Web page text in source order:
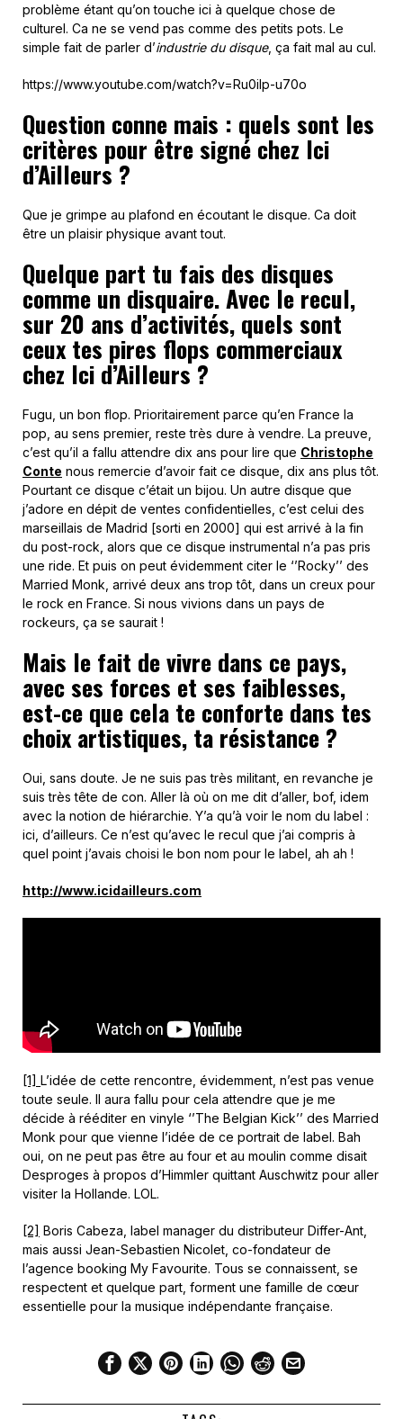
problème étant qu’on touche ici à quelque chose de
culturel. Ca ne se vend pas comme des petits pots. Le
simple fait de parler d’industrie du disque, ça fait mal au cul.
https://www.youtube.com/watch?v=Ru0ilp-u70o
Question conne mais : quels sont les
critères pour être signé chez Ici
d’Ailleurs ?
Que je grimpe au plafond en écoutant le disque. Ca doit
être un plaisir physique avant tout.
Quelque part tu fais des disques
comme un disquaire. Avec le recul,
sur 20 ans d’activités, quels sont
ceux tes pires flops commerciaux
chez Ici d’Ailleurs ?
Fugu, un bon flop. Prioritairement parce qu’en France la
pop, au sens premier, reste très dure à vendre. La preuve,
c’est qu’il a fallu attendre dix ans pour lire que Christophe
Conte nous remercie d’avoir fait ce disque, dix ans plus tôt.
Pourtant ce disque c’était un bijou. Un autre disque que
j’adore en dépit de ventes confidentielles, c’est celui des
marseillais de Madrid [sorti en 2000] qui est arrivé à la fin
du post-rock, alors que ce disque instrumental n’a pas pris
une ride. Et puis on peut évidemment citer le ‘’Rocky’’ des
Married Monk, arrivé deux ans trop tôt, dans un creux pour
le rock en France. Si nous vivions dans un pays de
rockeurs, ça se saurait !
Mais le fait de vivre dans ce pays,
avec ses forces et ses faiblesses,
est-ce que cela te conforte dans tes
choix artistiques, ta résistance ?
Oui, sans doute. Je ne suis pas très militant, en revanche je
suis très tête de con. Aller là où on me dit d’aller, bof, idem
avec la notion de hiérarchie. Y’a qu’à voir le nom du label :
ici, d’ailleurs. Ce n’est qu’avec le recul que j’ai compris à
quel point j’avais choisi le bon nom pour le label, ah ah !
http://www.icidailleurs.com
[1] L’idée de cette rencontre, évidemment, n’est pas venue
toute seule. Il aura fallu pour cela attendre que je me
décide à rééditer en vinyle ‘’The Belgian Kick’’ des Married
Monk pour que vienne l’idée de ce portrait de label. Bah
oui, on ne peut pas être au four et au moulin comme disait
Desproges à propos d’Himmler quittant Auschwitz pour aller
visiter la Hollande. LOL.
[2] Boris Cabeza, label manager du distributeur Differ-Ant,
mais aussi Jean-Sebastien Nicolet, co-fondateur de
l’agence booking My Favourite. Tous se connaissent, se
respectent et quelque part, forment une famille de cœur
essentielle pour la musique indépendante française.